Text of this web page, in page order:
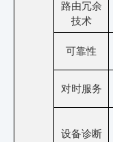
路由冗余
技术
可靠性
对时服务
设备诊断